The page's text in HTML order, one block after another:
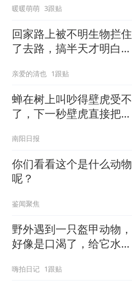
暖暖萌萌 3跟贴
回家路上被不明生物拦住
了去路，搞半天才明白有
亲爱的清也 1跟贴
蝉在树上叫吵得壁虎受不
了，下一秒壁虎直接把蝉
南阳日报
你们看看这个是什么动物
呢？
鉴闻聚焦
野外遇到一只盔甲动物，
好像是口渴了，给它水喝
嗨拍日记 1跟贴